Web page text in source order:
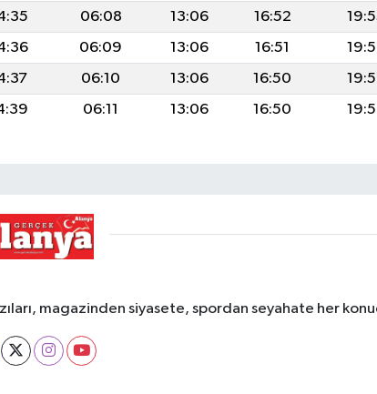
06:08 13:06 16:52
06:09 13:06 16:51
06:10 13:06 16:50
06:11 13:06 16:50
magazinden siyasete, spordan seyahate her